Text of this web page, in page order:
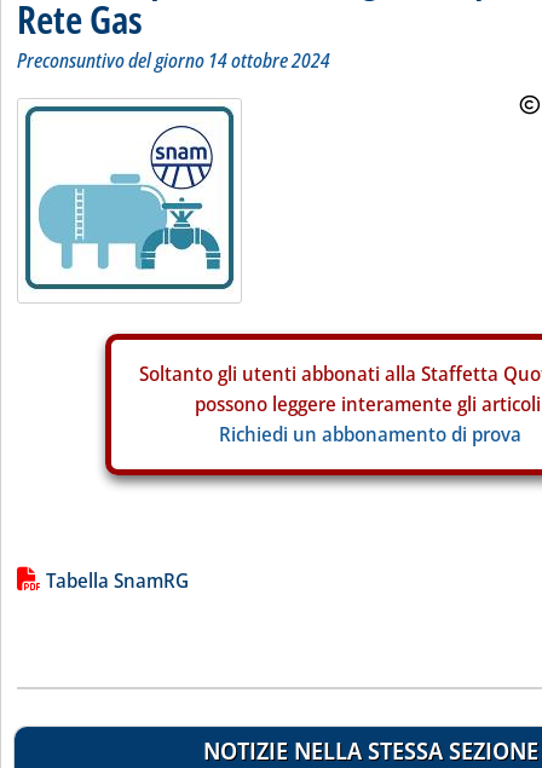
Rete Gas
Preconsuntivo del giorno 14 ottobre 2024
Soltanto gli utenti abbonati alla Staffetta
possono leggere interamente gli
Richiedi un abbonamento di prova
Lista allegati PDF alla notizia
Tabella SnamRG
NOTIZIE NELLA STESSA SEZIONE